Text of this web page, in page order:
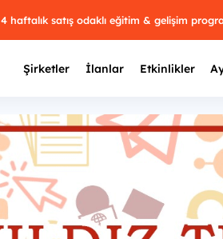
4 haftalık satış odaklı eğitim & gelişim
Şirketler İlanlar Etkinlikler